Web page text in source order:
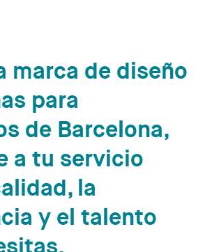
marca de diseño
para
de Barcelona,
a tu servicio
la
y el talento